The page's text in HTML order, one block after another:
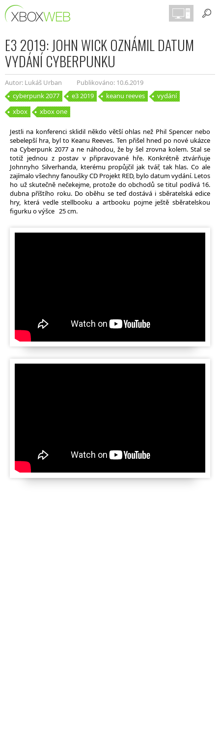
E3 2019: JOHN WICK OZNÁMIL DATUM
VYDÁNÍ CYBERPUNKU
Autor: Lukáš Urban
Publikováno: 10.6.2019
cyberpunk 2077
e3 2019 keanu reeves
vydání
xbox
xbox one
Jestli na konferenci sklidil někdo větší ohlas než Phil Spencer nebo
sebelepší hra, byl to Keanu Reeves. Ten přišel hned po nové ukázce
na Cyberpunk 2077 a ne náhodou, že by šel zrovna kolem. Stal se
totiž jednou z postav v připravované hře. Konkrétně ztvárňuje
Johnnyho Silverhanda, kterému propůjčil jak tvář, tak hlas. Co ale
zajímalo všechny fanoušky CD Projekt RED, bylo datum vydání. Letos
ho už skutečně nečekejme, protože do obchodů se titul podívá 16.
dubna příštího roku. Do oběhu se teď dostává i sběratelská edice
hry, která vedle stellbooku a artbooku pojme ještě sběratelskou
figurku o výšce 25 cm.